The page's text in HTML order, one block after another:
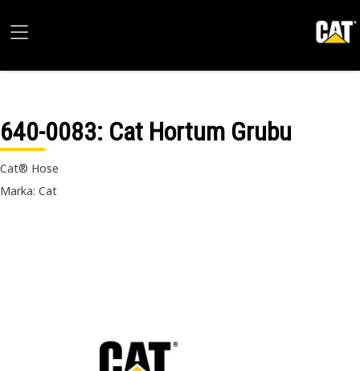
640-0083: Cat Hortum Grubu
Cat® Hose
Marka: Cat